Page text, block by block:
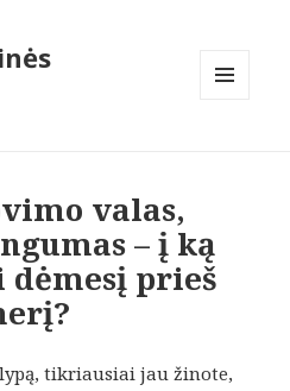
valas,
– į ką
prieš
tikriausiai jau žinote,